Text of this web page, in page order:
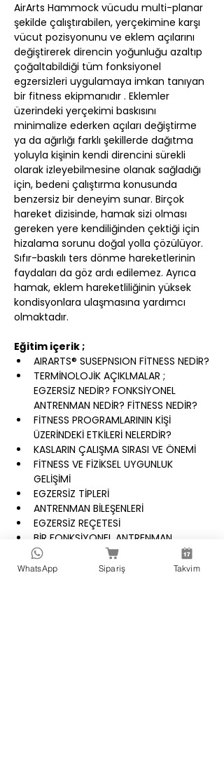
AirArts Hammock vücudu multi-planar
şekilde çalıştırabilen, yerçekimine karşı
vücut pozisyonunu ve eklem açılarını
değiştirerek direncin yoğunluğu azaltıp
çoğaltabildiği tüm fonksiyonel
egzersizleri uygulamaya imkan tanıyan
bir fitness ekipmanıdır . Eklemler
üzerindeki yerçekimi baskısını
minimalize ederken açıları değiştirme
ya da ağırlığı farklı şekillerde dağıtma
yoluyla kişinin kendi direncini sürekli
olarak izleyebilmesine olanak sağladığı
için, bedeni çalıştırma konusunda
benzersiz bir deneyim sunar. Birçok
hareket dizisinde, hamak sizi olması
gereken yere kendiliğinden çektiği için
hizalama sorunu doğal yolla çözülüyor.
Sıfır-baskılı ters dönme hareketlerinin
faydaları da göz ardı edilemez. Ayrıca
hamak, eklem hareketliliğinin yüksek
kondisyonlara ulaşmasına yardımcı
olmaktadır.
Eğitim içerik ;
AIRARTS® SUSEPNSION FİTNESS NEDİR?
TERMİNOLOJİK AÇIKLMALAR ;
EGZERSİZ NEDİR? FONKSİYONEL
ANTRENMAN NEDİR? FİTNESS NEDİR?
FİTNESS PROGRAMLARININ KİŞİ
ÜZERİNDEKİ ETKİLERİ NELERDİR?
KASLARIN ÇALIŞMA SIRASI VE ÖNEMİ
FİTNESS VE FİZİKSEL UYGUNLUK
GELİŞİMİ
EGZERSİZ TİPLERİ
ANTRENMAN BİLEŞENLERİ
EGZERSİZ REÇETESİ
BİR FONKSİYONEL ANTRENMAN
EKİPMANI OLARAK HAMAK
BEDEN TİPLERİNE GÖRE ANTRENMAN
WhatsApp Sipariş Takvim